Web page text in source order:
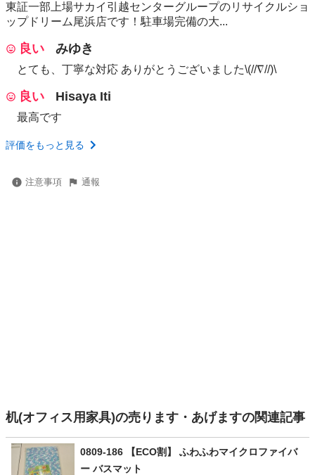
東証一部上場サカイ引越センターグループのリサイクルショ
ップドリーム尾浜店です！駐車場完備の大...
良い みゆき
とても、丁寧な対応 ありがとうございました\(//∇//)\
良い Hisaya Iti
最高です
評価をもっと見る
注意事項 通報
机(オフィス用家具)の売ります・あげますの関連記事
0809-186 【ECO割】 ふわふわマイクロファイバ
ー バスマット